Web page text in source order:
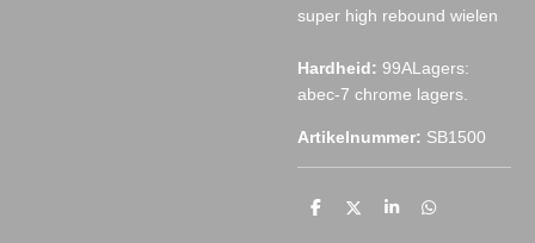
super high rebound wielen
Hardheid: 99ALagers:
abec-7 chrome lagers.
Artikelnummer: SB1500
D
D
S
D